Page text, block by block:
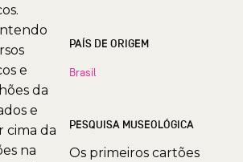
e
da
e
cima da
na
PAÍS DE ORIGEM
Brasil
PESQUISA MUSEOLÓGICA
Os primeiros cartões